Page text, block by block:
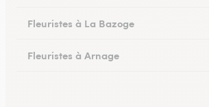
Fleuristes à La Bazoge
Fleuristes à Arnage